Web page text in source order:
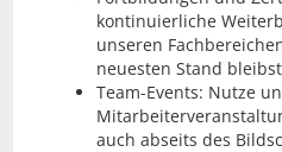
kontinuierliche
unseren
neuesten Stand
Team-Events: Nutze
auch abseits des